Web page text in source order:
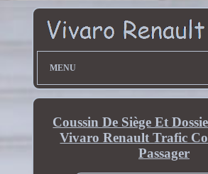
MENU
Coussin De Siège Et
Vivaro Renault Trafic
Passager